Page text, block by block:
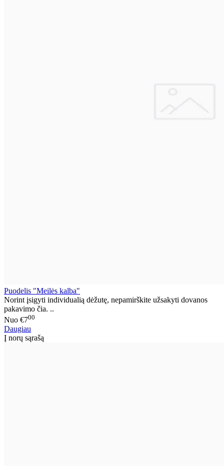
Puodelis "Meilės kalba"
Norint įsigyti individualią dėžutę, nepamirškite užsakyti dovanos
pakavimo čia. ..
Nuo €700
Daugiau
Į norų sąrašą